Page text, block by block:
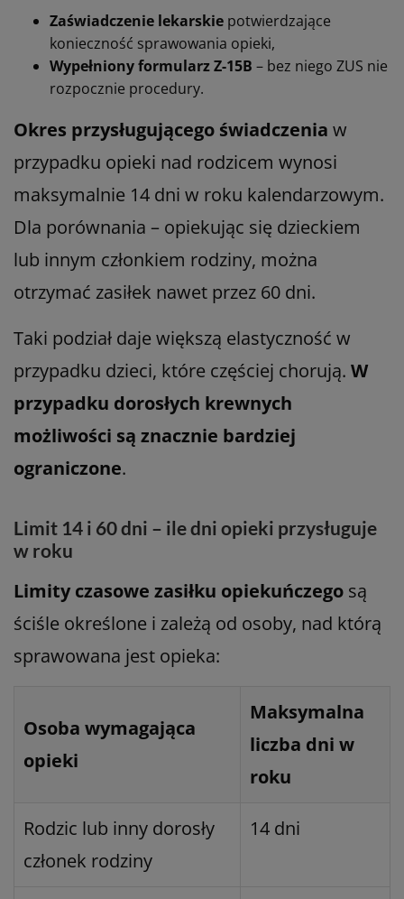
Zaświadczenie lekarskie potwierdzające
konieczność sprawowania opieki,
Wypełniony formularz Z-15B – bez niego ZUS nie
rozpocznie procedury.
Okres przysługującego świadczenia w
przypadku opieki nad rodzicem wynosi
maksymalnie 14 dni w roku kalendarzowym.
Dla porównania – opiekując się dzieckiem
lub innym członkiem rodziny, można
otrzymać zasiłek nawet przez 60 dni.
Taki podział daje większą elastyczność w
przypadku dzieci, które częściej chorują. W
przypadku dorosłych krewnych
możliwości są znacznie bardziej
ograniczone.
Limit 14 i 60 dni – ile dni opieki przysługuje
w roku
Limity czasowe zasiłku opiekuńczego są
ściśle określone i zależą od osoby, nad którą
sprawowana jest opieka:
Osoba wymagająca
opieki
Maksymalna
liczba dni w
roku
Rodzic lub inny dorosły
członek rodziny
14 dni